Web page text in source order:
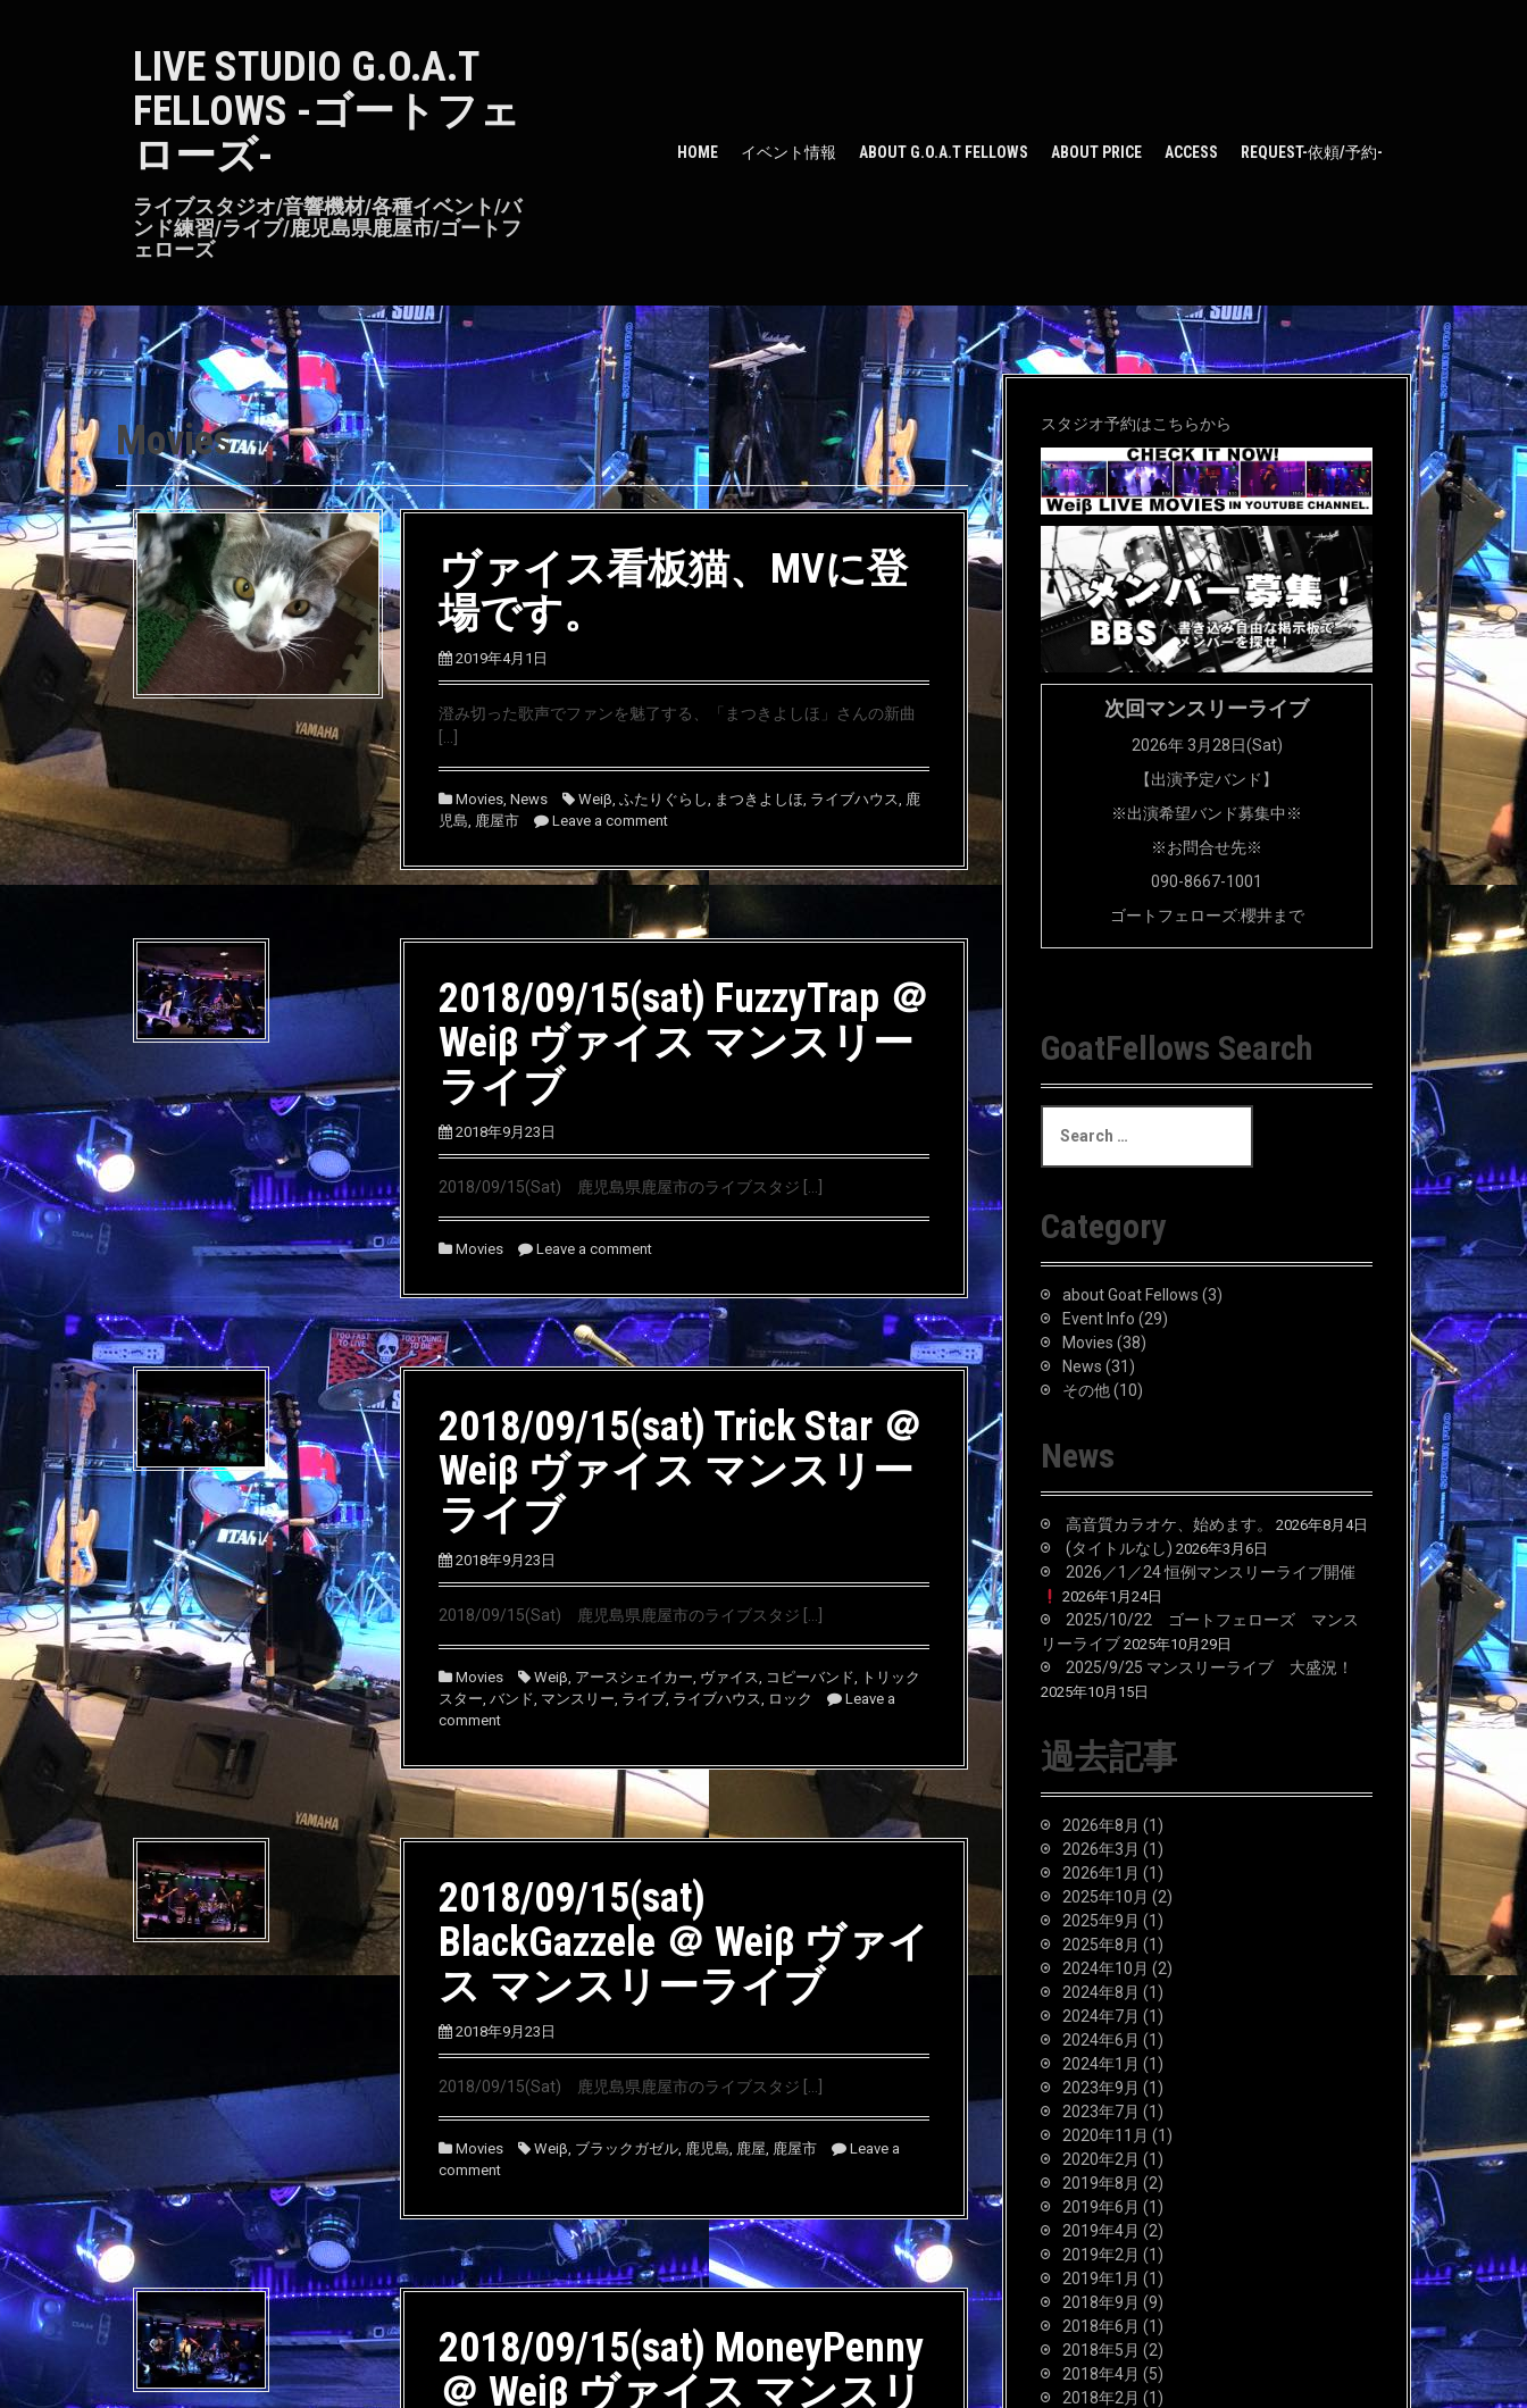
LIVE STUDIO G.O.A.T
FELLOWS -ゴートフェ
ローズ-
ライブスタジオ/音響機材/各種イベント/バ
ンド練習/ライブ/鹿児島県鹿屋市/ゴートフ
ェローズ
HOME イベント情報 ABOUT G.O.A.T FELLOWS ABOUT PRICE ACCESS REQUEST-依頼/予約-
Movies
ヴァイス看板猫、MVに登
場です。
2019年4月1日
澄み切った歌声でファンを魅了する、「まつきよしほ」さんの新曲
Movies, News Weiβ, ふたりぐらし, まつきよしほ, ライブハウス, 鹿
児島, 鹿屋市 Leave a comment
2018/09/15(sat) FuzzyTrap ＠
Weiβ ヴァイス マンスリー
ライブ
2018年9月23日
2018/09/15(Sat) 鹿児島県鹿屋市のライブスタジ […]
Movies Leave a comment
2018/09/15(sat) Trick Star ＠
Weiβ ヴァイス マンスリー
ライブ
2018年9月23日
2018/09/15(Sat) 鹿児島県鹿屋市のライブスタジ […]
Movies Weiβ, アースシェイカー, ヴァイス, コピーバンド, トリック
スター, バンド, マンスリー, ライブ, ライブハウス, ロック
Leave a
comment
2018/09/15(sat)
BlackGazzele ＠ Weiβ ヴァイ
ス マンスリーライブ
2018年9月23日
2018/09/15(Sat) 鹿児島県鹿屋市のライブスタジ […]
Movies Weiβ, ブラックガゼル, 鹿児島, 鹿屋, 鹿屋市
Leave a
comment
2018/09/15(sat) MoneyPenny
＠ Weiβ ヴァイス マンスリ
スタジオ予約はこちらから
次回マンスリーライブ
2026年 3月28日(Sat)
【出演予定バンド】
※出演希望バンド募集中※
※お問合せ先※
090-8667-1001
ゴートフェローズ:櫻井まで
GoatFellows Search
a
c
h
f
Category
about Goat Fellows (3)
Event Info (29)
Movies (38)
News (31)
その他(10)
News
高音質カラオケ、始めます。 2026年8月4日
(タイトルなし) 2026年3月6日
2026／1／24 恒例マンスリーライブ開催
2026年1月24日
2025/10/22 ゴートフェローズ マンス
リーライブ 2025年10月29日
2025/9/25 マンスリーライブ 大盛況！
2025年10月15日
過去記事
2026年8月 (1)
2026年3月 (1)
2026年1月 (1)
2025年10月 (2)
2025年9月 (1)
2025年8月 (1)
2024年10月 (2)
2024年8月 (1)
2024年7月 (1)
2024年6月 (1)
2024年1月 (1)
2023年9月 (1)
2023年7月 (1)
2020年11月 (1)
2020年2月 (1)
2019年8月 (2)
2019年6月 (1)
2019年4月 (2)
2019年2月 (1)
2019年1月 (1)
2018年9月 (9)
2018年6月 (1)
2018年5月 (2)
2018年4月 (5)
2018年2月 (1)